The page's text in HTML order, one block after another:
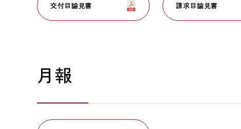
交付目論見書
交付目論見書 請求目論見書
請求目論見書
月報